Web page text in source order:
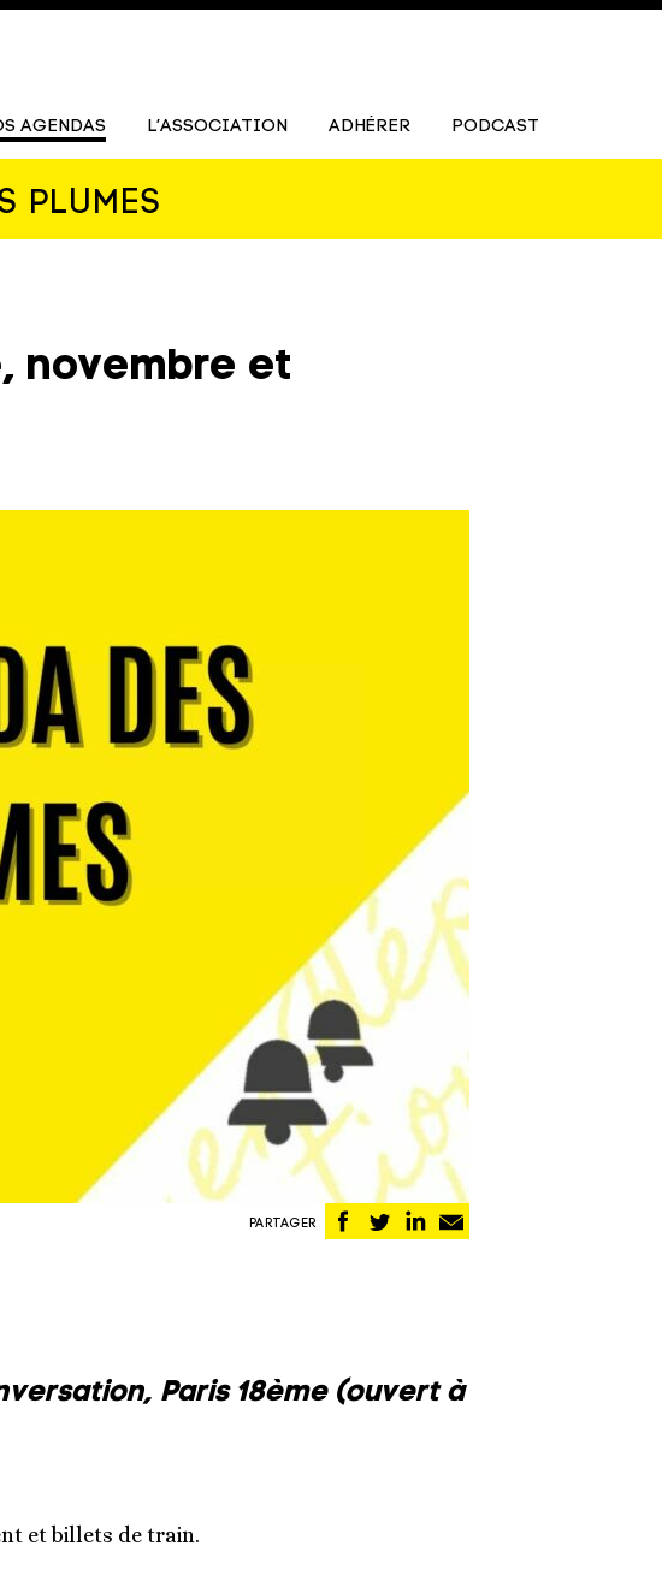
AGENDAS L’ASSOCIATION ADHÉRER PODCAST
PLUMES
novembre et
PARTAGER
Partager
sur
Partager
sur
Partager
sur par
Paris 18ème (ouvert à
et billets de train.